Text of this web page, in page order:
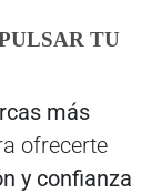
TU
más
ofrecerte
y confianza